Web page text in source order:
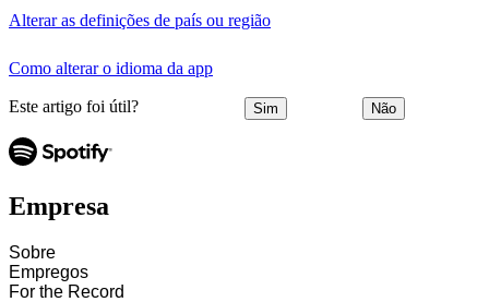
Alterar as definições de país ou região
Como alterar o idioma da app
Este artigo foi útil? Sim Não
Empresa
Sobre
Empregos
For the Record